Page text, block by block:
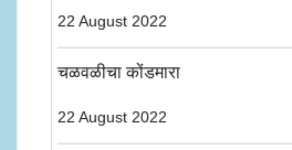
22 August 2022
चळवळीचा कोंडमारा
22 August 2022